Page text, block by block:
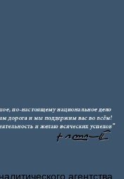
агентства